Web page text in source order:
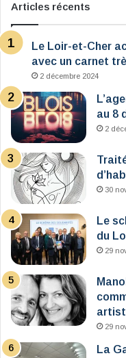
Articles récents
Le Loir-et-Cher
avec un carnet
2 décembre 2024
au 8
2
30
Le
du
29
29
La